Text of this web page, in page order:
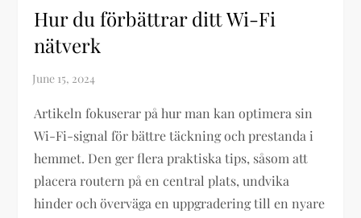
Hur du förbättrar ditt Wi-Fi
nätverk
Artikeln fokuserar på hur man kan optimera sin
Wi-Fi-signal för bättre täckning och prestanda i
hemmet. Den ger flera praktiska tips, såsom att
placera routern på en central plats, undvika
hinder och överväga en uppgradering till en nyare